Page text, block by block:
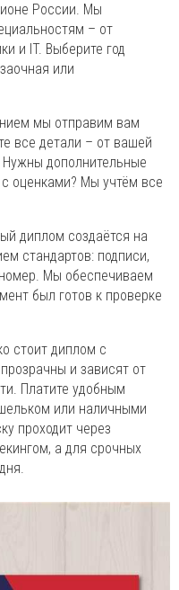
России. Мы
– от
и IT. Выберите год
или
мы отправим вам
все детали – от вашей
дополнительные
оценками? Мы учтём все
диплом создаётся на
стандартов: подписи,
Мы обеспечиваем
был готов к проверке
стоит диплом с
и зависят от
Платите удобным
или наличными
проходит через
а для срочных